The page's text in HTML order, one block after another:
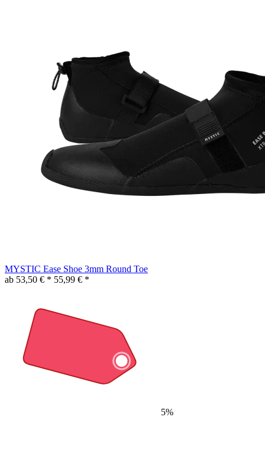
MYSTIC Ease Shoe 3mm Round Toe
ab 53,50 € * 55,99 € *
5%